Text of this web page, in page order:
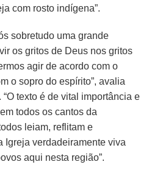
com rosto indígena”.
sobretudo uma grande
os gritos de Deus nos gritos
agir de acordo com o
o sopro do espírito”, avalia
. “O texto é de vital importância e
todos os cantos da
leiam, reflitam e
Igreja verdadeiramente viva
aqui nesta região”.